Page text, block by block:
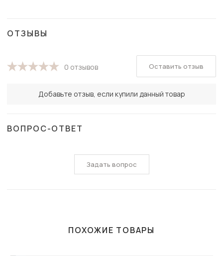
ОТЗЫВЫ
0 отзывов
Добавьте отзыв, если купили данный товар
Оставить отзыв
ВОПРОС-ОТВЕТ
Задать вопрос
ПОХОЖИЕ ТОВАРЫ